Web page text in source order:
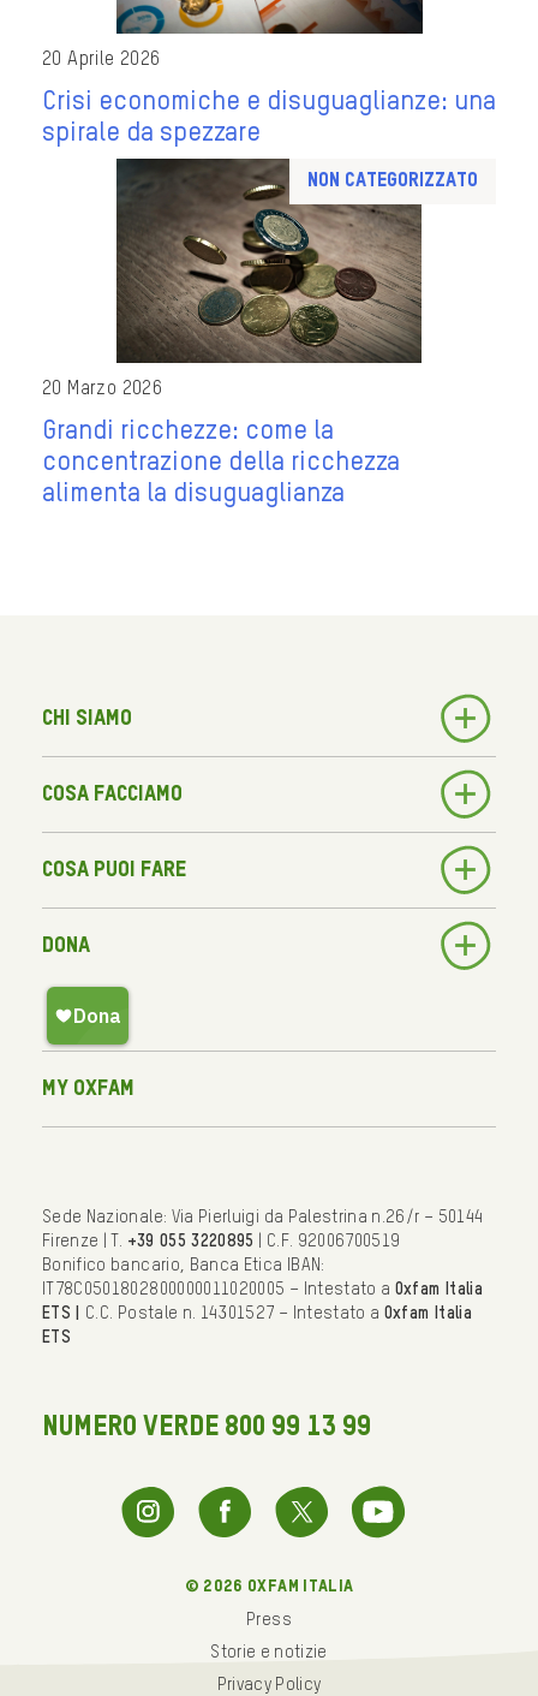
20 Aprile 2026
Crisi economiche e disuguaglianze: una
spirale da spezzare
Non categorizzato
20 Marzo 2026
Grandi ricchezze: come la
concentrazione della ricchezza
alimenta la disuguaglianza
Chi siamo
Cosa facciamo
Cosa puoi fare
Dona
My Oxfam
Sede Nazionale: Via Pierluigi da Palestrina n.26/r – 50144
Firenze | T. +39 055 3220895
| C.F. 92006700519
Bonifico bancario, Banca Etica IBAN:
IT78C0501802800000011020005 – Intestato a Oxfam Italia
ETS | C.C. Postale n. 14301527 – Intestato a Oxfam Italia
ETS
NUMERO VERDE 800 99 13 99
© 2026 oxfam italia
Press
Storie e notizie
Privacy Policy